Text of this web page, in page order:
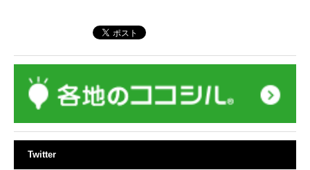
Twitter